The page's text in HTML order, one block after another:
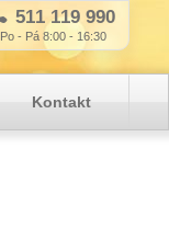
511 119 990
Po - Pá 8:00 - 16:30
Kontakt